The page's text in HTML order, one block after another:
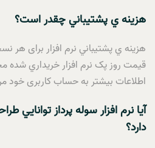
هزينه ي پشتيباني چقدر است؟
هزينه ي پشتيباني نرم افزار برای
قيمت روز پک نرم افزار خريداري
اطلاعات بيشتر به حساب کاربری خود
آيا نرم افزار سوله پرداز توانايي
دارد؟